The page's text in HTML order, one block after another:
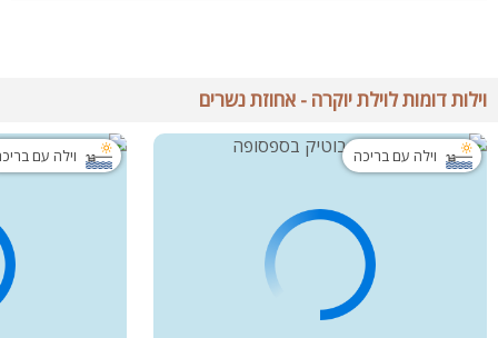
וילות דומות לוילת יוקרה - אחוזת נשרים
וילה עם בריכה וילה עם